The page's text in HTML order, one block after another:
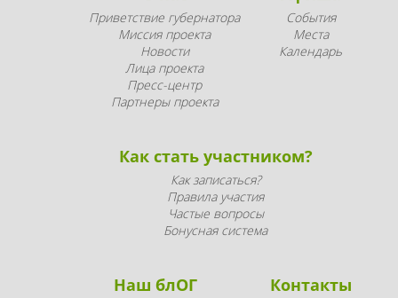
Приветствие губернатора
Миссия проекта
Новости
Лица проекта
Пресс-центр
Партнеры проекта
События
Места
Календарь
Как стать участником?
Как записаться?
Правила участия
Частые вопросы
Бонусная система
Наш блОГ Контакты